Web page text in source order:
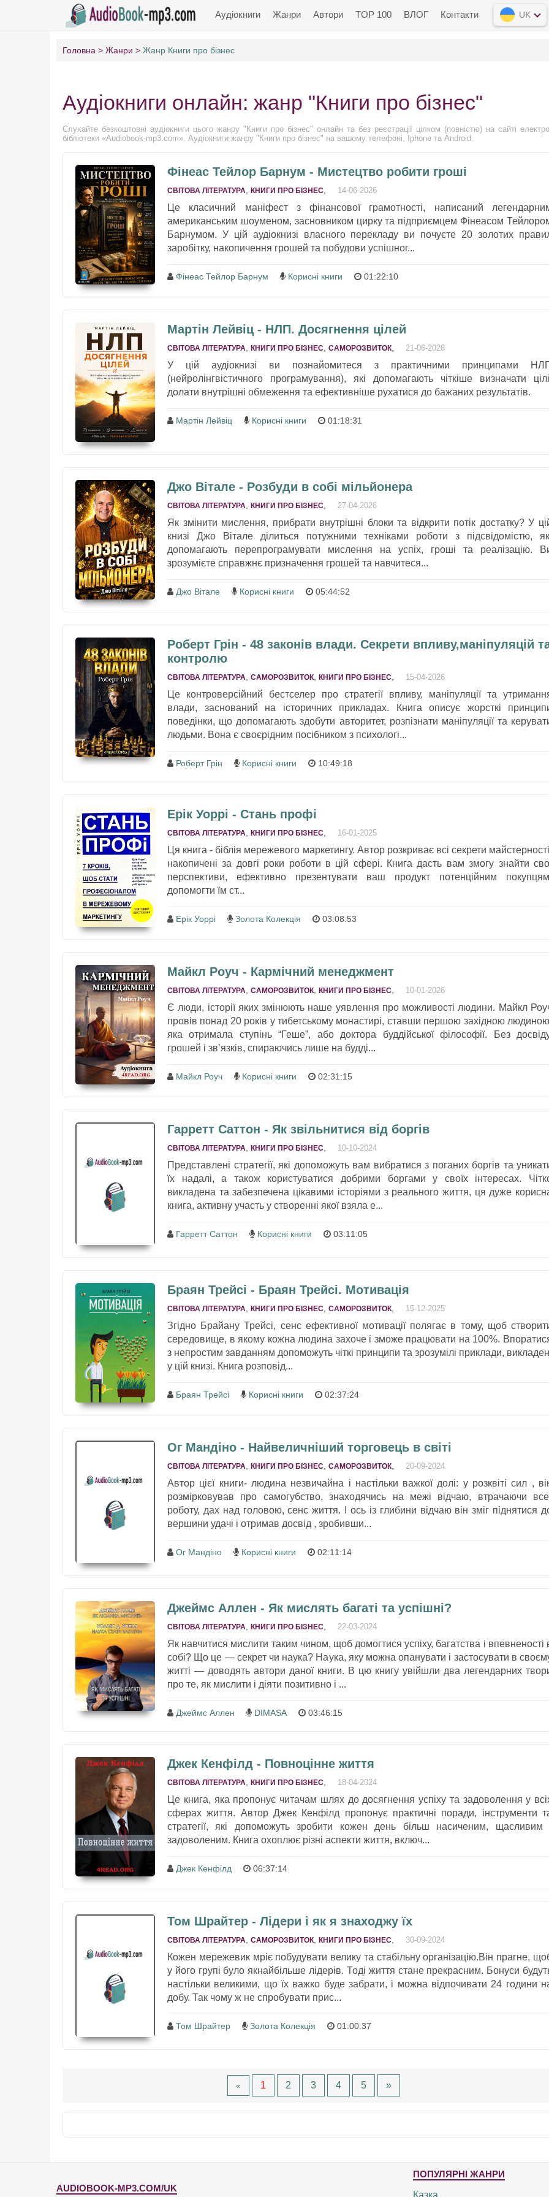
Аудіокниги Жанри Автори TOP 100 ВЛОГ Контакти UK
Головна Жанри Жанр Книги про бізнес
Аудіокниги онлайн: жанр "Книги про бізнес"
Слухайте безкоштовні аудіокниги цього жанру "Книги про бізнес" онлайн та без реєстрації цілком (повністю) на сайті
бібліотеки «Audiobook-mp3.com». Аудіокниги жанру "Книги про бізнес" на вашому телефоні, Iphone та Android.
Фінеас Тейлор Барнум - Мистецтво робити гроші
СВІТОВА ЛІТЕРАТУРА КНИГИ ПРО БІЗНЕС 14-06-2026
Це класичний маніфест з фінансової грамотності, написаний
американським шоуменом, засновником цирку та підприємцем Фінеасом
Барнумом. У цій аудіокнизі власного перекладу ви почуєте 20 золотих
заробітку, накопичення грошей та побудови успішног...
Фінеас Тейлор Барнум Корисні книги 01:22:10
Мартін Лейвіц - НЛП. Досягнення цілей
СВІТОВА ЛІТЕРАТУРА КНИГИ ПРО БІЗНЕС САМОРОЗВИТОК 21-06-2026
У цій аудіокнизі ви познайомитеся з практичними принципами
(нейролінгвістичного програмування), які допомагають чіткіше визначати
долати внутрішні обмеження та ефективніше рухатися до бажаних результатів.
Мартін Лейвіц Корисні книги 01:18:31
Джо Вітале - Розбуди в собі мільйонера
СВІТОВА ЛІТЕРАТУРА КНИГИ ПРО БІЗНЕС 27-04-2026
Як змінити мислення, прибрати внутрішні блоки та відкрити потік достатку? У
книзі Джо Вітале ділиться потужними техніками роботи з підсвідомістю,
допомагають перепрограмувати мислення на успіх, гроші та реалізацію.
зрозумієте справжнє призначення грошей та навчитеся...
Джо Вітале Корисні книги 05:44:52
Роберт Грін - 48 законів влади. Секрети впливу,маніпуляцій
контролю
СВІТОВА ЛІТЕРАТУРА САМОРОЗВИТОК КНИГИ ПРО БІЗНЕС 15-04-2026
Це контроверсійний бестселер про стратегії впливу, маніпуляції та
влади, заснований на історичних прикладах. Книга описує жорсткі
поведінки, що допомагають здобути авторитет, розпізнати маніпуляції та
людьми. Вона є своєрідним посібником з психологі...
Роберт Грін Корисні книги 10:49:18
Ерік Уоррі - Стань профі
СВІТОВА ЛІТЕРАТУРА КНИГИ ПРО БІЗНЕС 16-01-2025
Ця книга - біблія мережевого маркетингу. Автор розкриває всі секрети
накопичені за довгі роки роботи в цій сфері. Книга дасть вам змогу знайти
перспективи, ефективно презентувати ваш продукт потенційним
допомогти їм ст...
Ерік Уоррі Золота Колекція 03:08:53
Майкл Роуч - Кармічний менеджмент
СВІТОВА ЛІТЕРАТУРА САМОРОЗВИТОК КНИГИ ПРО БІЗНЕС 10-01-2026
Є люди, історії яких змінюють наше уявлення про можливості людини. Майкл
провів понад 20 років у тибетському монастирі, ставши першою західною
яка отримала ступінь “Геше”, або доктора буддійської філософії. Без
грошей і зв’язків, спираючись лише на будді...
Майкл Роуч Корисні книги 02:31:15
Гарретт Саттон - Як звільнитися від боргів
СВІТОВА ЛІТЕРАТУРА КНИГИ ПРО БІЗНЕС 10-10-2024
Представлені стратегії, які допоможуть вам вибратися з поганих боргів та
їх надалі, а також користуватися добрими боргами у своїх інтересах.
викладена та забезпечена цікавими історіями з реального життя, ця дуже
книга, активну участь у створенні якої взяла е...
Гарретт Саттон Корисні книги 03:11:05
Браян Трейсі - Браян Трейсі. Мотивація
СВІТОВА ЛІТЕРАТУРА КНИГИ ПРО БІЗНЕС САМОРОЗВИТОК 15-12-2025
Згідно Брайану Трейсі, сенс ефективної мотивації полягає в тому, щоб
середовище, в якому кожна людина захоче і зможе працювати на 100%.
з непростим завданням допоможуть чіткі принципи та зрозумілі приклади,
у цій книзі. Книга розповід...
Браян Трейсі Корисні книги 02:37:24
Ог Мандіно - Найвеличніший торговець в світі
СВІТОВА ЛІТЕРАТУРА КНИГИ ПРО БІЗНЕС САМОРОЗВИТОК 20-09-2024
Автор цієї книги- людина незвичайна і настільки важкої долі: у розквіті сил ,
розмірковував про самогубство, знаходячись на межі відчаю, втрачаючи
роботу, дах над головою, сенс життя. І ось із глибини відчаю він зміг піднятися
вершини удачі і отримав досвід , зробивши...
Ог Мандіно Корисні книги 02:11:14
Джеймс Аллен - Як мислять багаті та успішні?
СВІТОВА ЛІТЕРАТУРА КНИГИ ПРО БІЗНЕС 22-03-2024
Як навчитися мислити таким чином, щоб домогтися успіху, багатства і впевненості
собі? Що це — секрет чи наука? Наука, яку можна опанувати і застосувати в
житті — доводять автори даної книги. В цю книгу увійшли два легендарних
про те, як мислити і діяти позитивно і ...
Джеймс Аллен DIMASA 03:46:15
Джек Кенфілд - Повноцінне життя
СВІТОВА ЛІТЕРАТУРА КНИГИ ПРО БІЗНЕС 18-04-2024
Це книга, яка пропонує читачам шлях до досягнення успіху та задоволення у
сферах життя. Автор Джек Кенфілд пропонує практичні поради, інструменти
стратегії, які допоможуть зробити кожен день більш насиченим, щасливим
задоволеним. Книга охоплює різні аспекти життя, включ...
Джек Кенфілд 06:37:14
Том Шрайтер - Лідери і як я знаходжу їх
СВІТОВА ЛІТЕРАТУРА САМОРОЗВИТОК КНИГИ ПРО БІЗНЕС 30-09-2024
Кожен мережевик мріє побудувати велику та стабільну організацію.Він прагне,
у його групі було якнайбільше лідерів. Тоді життя стане прекрасним. Бонуси
настільки великими, що їх важко буде забрати, і можна відпочивати 24 години
добу. Так чому ж не спробувати прис...
Том Шрайтер Золота Колекція 01:00:37
« 1 2 3 4 5 »
AUDIOBOOK-MP3.COM/UK
ПОПУЛЯРНІ ЖАНРИ
Казка